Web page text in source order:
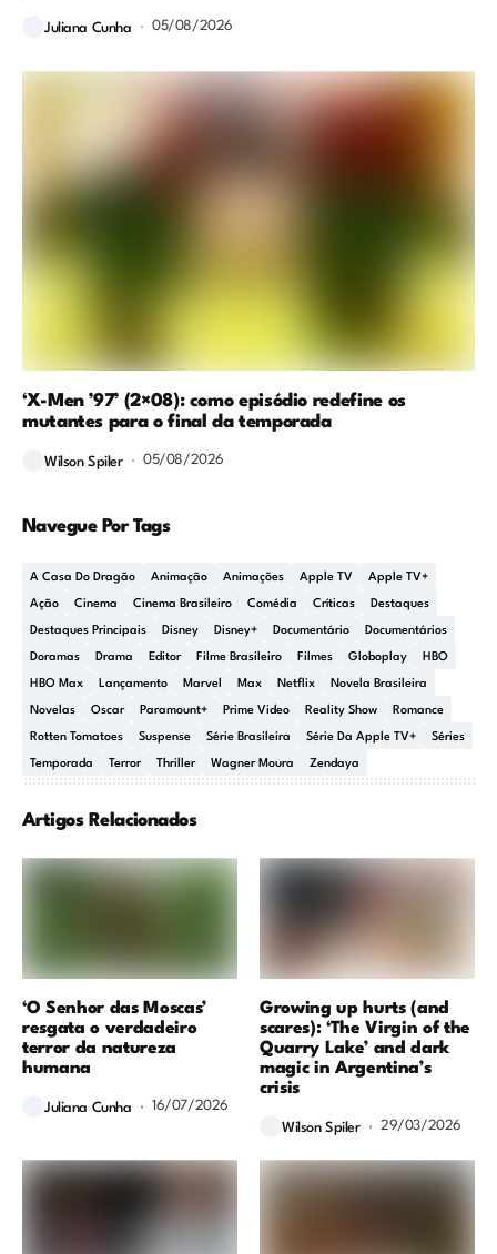
Juliana Cunha 05/08/2026
‘X-Men ’97’ (2×08): como episódio redefine os
mutantes para o final da temporada
Wilson Spiler 05/08/2026
Navegue Por Tags
A Casa Do Dragão Animação Animações Apple TV Apple TV+
Ação Cinema Cinema Brasileiro Comédia Críticas Destaques
Destaques Principais Disney Disney+ Documentário Documentários
Doramas Drama Editor Filme Brasileiro Filmes Globoplay HBO
HBO Max Lançamento Marvel Max Netflix Novela Brasileira
Novelas Oscar Paramount+ Prime Video Reality Show Romance
Rotten Tomatoes Suspense Série Brasileira Série Da Apple TV+ Séries
Temporada Terror Thriller Wagner Moura Zendaya
Artigos Relacionados
‘O Senhor das Moscas’
resgata o verdadeiro
terror da natureza
humana
Juliana Cunha 16/07/2026
Growing up hurts (and
scares): ‘The Virgin of the
Quarry Lake’ and dark
magic in Argentina’s
crisis
Wilson Spiler 29/03/2026